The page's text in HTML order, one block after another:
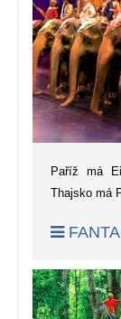
Paříž má
Thajsko má